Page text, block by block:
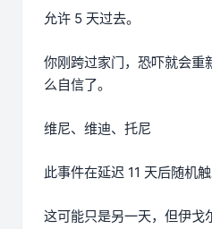
允许 5 天过去。
你刚跨过家门，恐吓就会重
么自信了。
维尼、维迪、托尼
此事件在延迟 11 天后随机触
这可能只是另一天，但伊戈